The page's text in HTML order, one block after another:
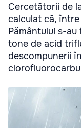
Cercetătorii de
calculat că,
Pământului s-
tone de acid
descompunerii